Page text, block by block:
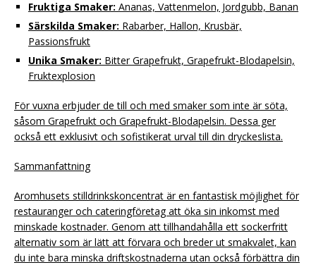
Fruktiga Smaker: Ananas, Vattenmelon, Jordgubb, Banan
Särskilda Smaker: Rabarber, Hallon, Krusbär,
Passionsfrukt
Unika Smaker: Bitter Grapefrukt, Grapefrukt-Blodapelsin,
Fruktexplosion
För vuxna erbjuder de till och med smaker som inte är söta,
såsom Grapefrukt och Grapefrukt-Blodapelsin. Dessa ger
också ett exklusivt och sofistikerat urval till din dryckeslista.
Sammanfattning
Aromhusets stilldrinkskoncentrat är en fantastisk möjlighet för
restauranger och cateringföretag att öka sin inkomst med
minskade kostnader. Genom att tillhandahålla ett sockerfritt
alternativ som är lätt att förvara och breder ut smakvalet, kan
du inte bara minska driftskostnaderna utan också förbättra din